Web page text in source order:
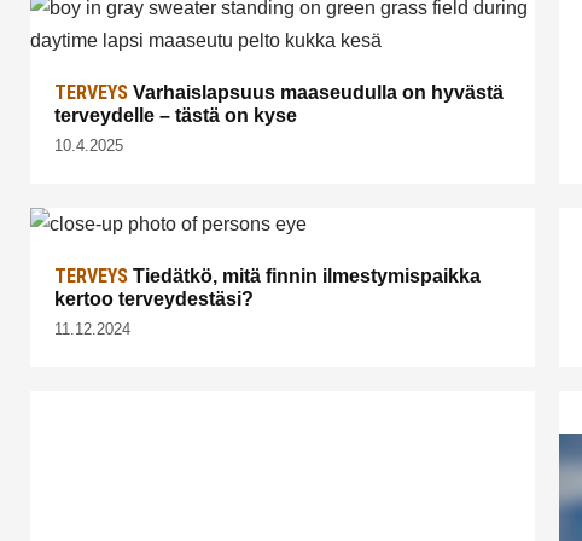
TERVEYS Varhaislapsuus maaseudulla on hyvästä
terveydelle – tästä on kyse
10.4.2025
TERVEYS Tiedätkö, mitä finnin ilmestymispaikka
kertoo terveydestäsi?
11.12.2024